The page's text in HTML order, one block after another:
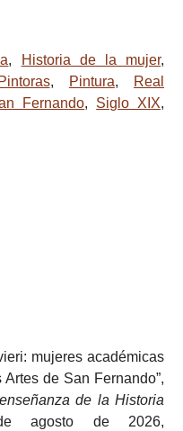
, Historia de la mujer,
Pintoras, Pintura,
Real
Fernando, Siglo XIX,
mujeres académicas
de San Fernando”,
de la Historia
agosto de 2026,